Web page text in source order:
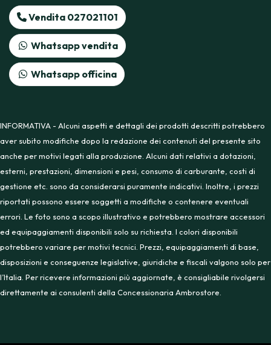
Vendita 027021101
Whatsapp vendita
Whatsapp officina
INFORMATIVA - Alcuni aspetti e dettagli dei prodotti descritti potrebbero
aver subito modifiche dopo la redazione dei contenuti del presente sito
anche per motivi legati alla produzione. Alcuni dati relativi a dotazioni,
esterni, prestazioni, dimensioni e pesi, consumo di carburante, costi di
gestione etc. sono da considerarsi puramente indicativi. Inoltre, i prezzi
riportati possono essere soggetti a modifiche o contenere eventuali
errori. Le foto sono a scopo illustrativo e potrebbero mostrare accessori
ed equipaggiamenti disponibili solo su richiesta. I colori disponibili
potrebbero variare per motivi tecnici. Prezzi, equipaggiamenti di base,
disposizioni e conseguenze legislative, giuridiche e fiscali valgono solo per
l’Italia. Per ricevere informazioni più aggiornate, è consigliabile rivolgersi
direttamente ai consulenti della Concessionaria Ambrostore.